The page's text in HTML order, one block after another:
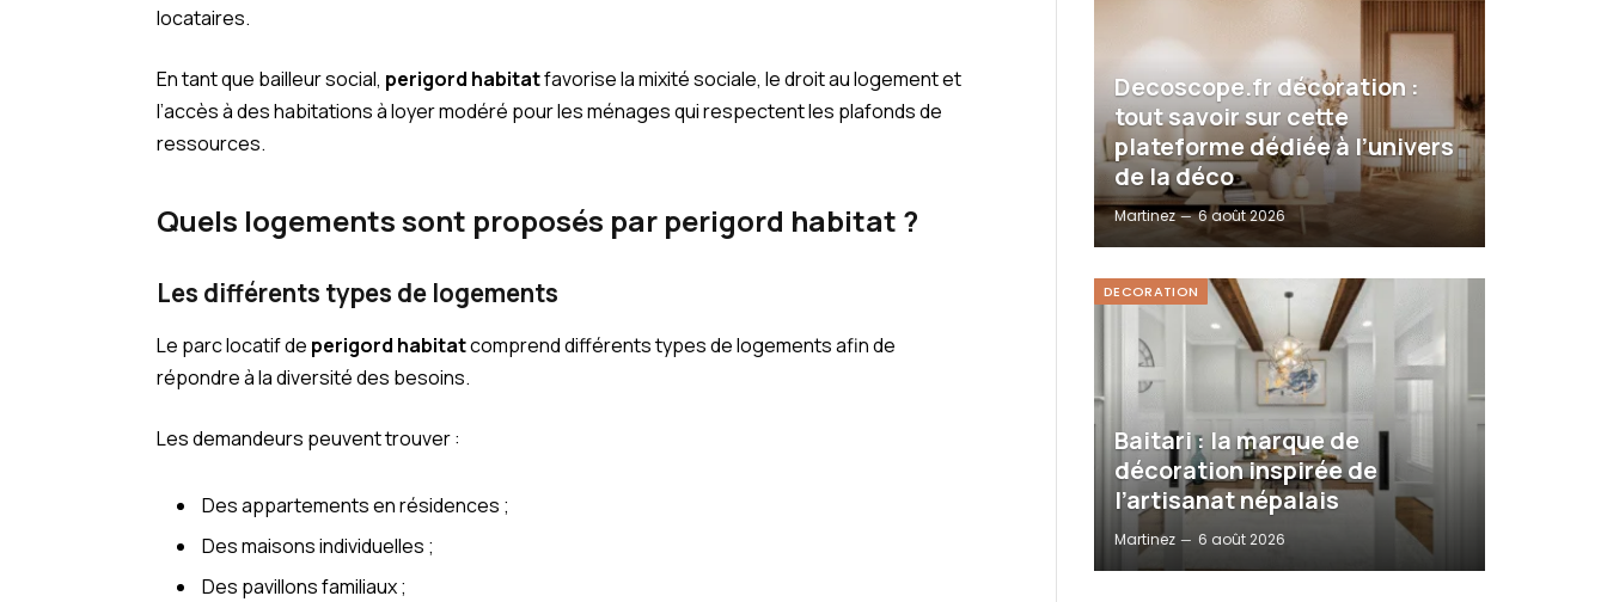
locataires.
En tant que bailleur social, perigord habitatfavorise la mixité sociale, le droit au logement et
l’accès à des habitations à loyer modéré pour les ménages qui respectent les plafonds de
ressources.
Quels logements sont proposés par perigord habitat ?
Les différents types de logements
Le parc locatif de perigord habitatcomprend différents types de logements afin de
répondre à la diversité des besoins.
Les demandeurs peuvent trouver :
Des appartements en résidences ;
Des maisons individuelles ;
Des pavillons familiaux ;
Decoscope.fr décoration :
tout savoir sur cette
plateforme dédiée à l’univers
de la déco
Martinez 6 août 2026
DECORATION
Baitari : la marque de
décoration inspirée de
l’artisanat népalais
Martinez 6 août 2026